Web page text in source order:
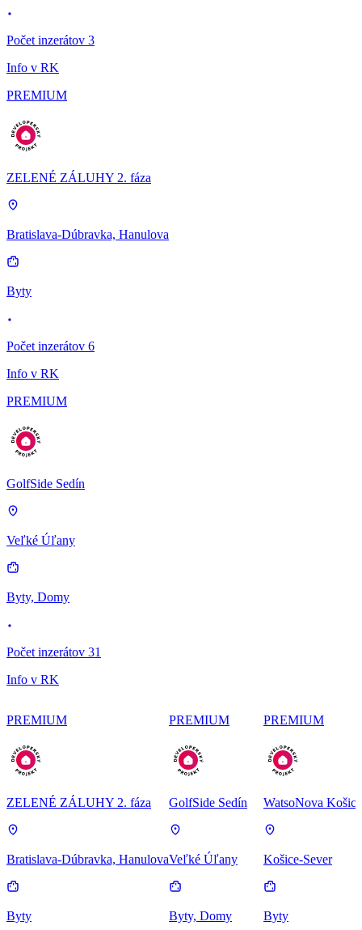
Počet inzerátov 3
Info v RK
PREMIUM
ZELENÉ ZÁLUHY 2. fáza
Bratislava-Dúbravka, Hanulova
Byty
Počet inzerátov 6
Info v RK
PREMIUM
GolfSide Sedín
Veľké Úľany
Byty, Domy
Počet inzerátov 31
Info v RK
PREMIUM
ZELENÉ ZÁLUHY 2. fáza
Bratislava-Dúbravka, Hanulova
Byty
PREMIUM
GolfSide Sedín
Veľké Úľany
Byty, Domy
PREMIUM
WatsoNova Košice
Košice-Sever
Byty